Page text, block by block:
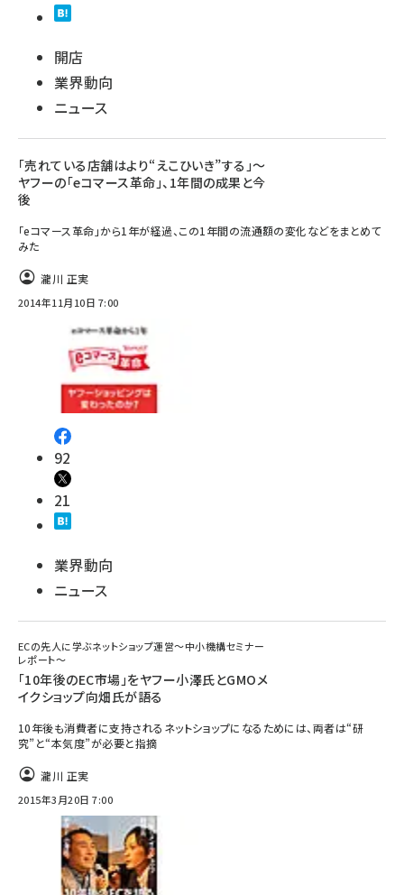
開店
業界動向
ニュース
「売れている店舗はより“えこひいき”する」～
ヤフーの「eコマース革命」、1年間の成果と今
後
「eコマース革命」から1年が経過、この1年間の流通額の変化などをまとめて
みた
瀧川 正実
2014年11月10日 7:00
92
21
業界動向
ニュース
ECの先人に学ぶネットショップ運営～中小機構セミナー
レポート～
「10年後のEC市場」をヤフー小澤氏とGMOメ
イクショップ向畑氏が語る
10年後も消費者に支持されるネットショップになるためには、両者は“研
究”と“本気度”が必要と指摘
瀧川 正実
2015年3月20日 7:00